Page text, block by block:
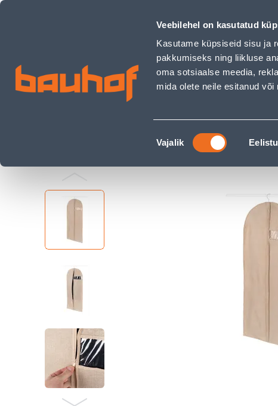
Veebilehel on kasutatud
Kasutame küpsiseid sisu ja
pakkumiseks ning liikluse
oma sotsiaalse meedia,
mida olete neile esitanud
Nõusoleku
valik
Vajalik
RIIDEKOTT COMPACTOR SANDY 60X137CM, BEEŽ - Bauhof has
TOOTED
Kodu ja sisustus